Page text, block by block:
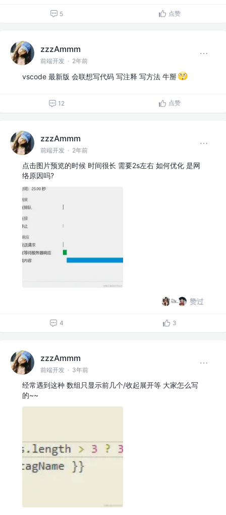
5 点赞
zzzAmmm
前端开发 · 2年前
vscode 最新版 会联想写代码 写注释 写方法 牛掰
12 点赞
zzzAmmm
前端开发 · 2年前
点击图片预览的时候 时间很长 需要2s左右 如何优化 是网
络原因吗?
赞过
4 3
zzzAmmm
前端开发 · 3年前
经常遇到这种 数组只显示前几个/收起展开等 大家怎么写
的~~